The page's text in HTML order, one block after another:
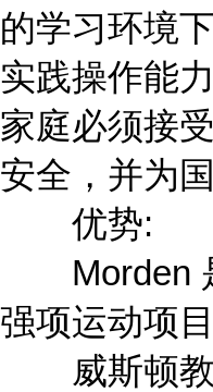
的学习环境
实践操作能
家庭必须接
安全，并为
优势:
Morden 是
强项运动项
威斯顿教